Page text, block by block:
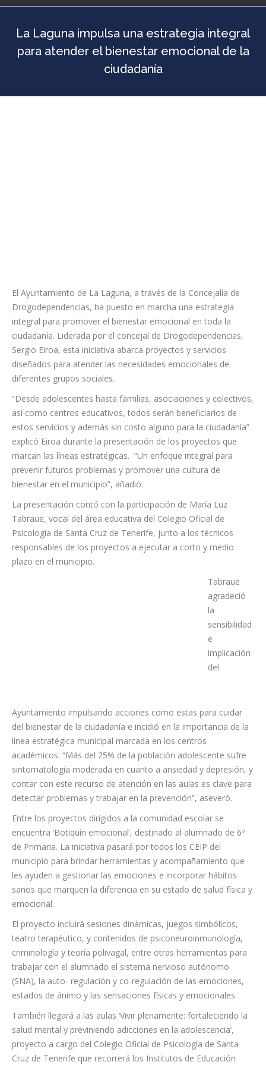
La Laguna impulsa una estrategia integral
ciudadanía
El Ayuntamiento de La Laguna, a través de la Concejalía de
Drogodependencias, ha puesto en marcha una estrategia
integral para promover el bienestar emocional en toda la
ciudadanía. Liderada por el concejal de Drogodependencias,
Sergio Eiroa, esta iniciativa abarca proyectos y servicios
diseñados para atender las necesidades emocionales de
diferentes grupos sociales.
“Desde adolescentes hasta familias, asociaciones y colectivos,
así como centros educativos, todos serán beneficiarios de
estos servicios y además sin costo alguno para la ciudadanía”
explicó Eiroa durante la presentación de los proyectos que
marcan las líneas estratégicas. “Un enfoque integral para
prevenir futuros problemas y promover una cultura de
bienestar en el municipio”, añadió.
La presentación contó con la participación de María Luz
Tabraue, vocal del área educativa del Colegio Oficial de
Psicología de Santa Cruz de Tenerife, junto a los técnicos
responsables de los proyectos a ejecutar a corto y medio
Tabraue
agradeció
la
sensibilidad
e
Ayuntamiento impulsando acciones como estas para cuidar
del bienestar de la ciudadanía e incidió en la importancia de la
línea estratégica municipal marcada en los centros
académicos. “Más del 25% de la población adolescente sufre
sintomatología moderada en cuanto a ansiedad y depresión, y
contar con este recurso de atención en las aulas es clave para
detectar problemas y trabajar en la prevención”, aseveró.
Entre los proyectos dirigidos a la comunidad escolar se
encuentra ‘Botiquín emocional’, destinado al alumnado de 6º
de Primaria. La iniciativa pasará por todos los CEIP del
municipio para brindar herramientas y acompañamiento que
les ayuden a gestionar las emociones e incorporar hábitos
sanos que marquen la diferencia en su estado de salud física y
emocional.
El proyecto incluirá sesiones dinámicas, juegos simbólicos,
teatro terapéutico, y contenidos de psiconeuroinmunología,
criminología y teoría polivagal, entre otras herramientas para
trabajar con el alumnado el sistema nervioso autónomo
(SNA), la auto- regulación y co-regulación de las emociones,
estados de ánimo y las sensaciones físicas y emocionales.
También llegará a las aulas ‘Vivir plenamente: fortaleciendo la
salud mental y previniendo adicciones en la adolescencia’,